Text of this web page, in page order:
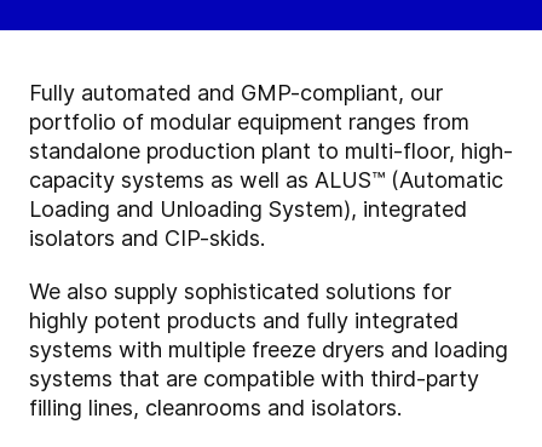
Fully automated and GMP-compliant, our
portfolio of modular equipment ranges from
standalone production plant to multi-floor, high-
capacity systems as well as ALUS™ (Automatic
Loading and Unloading System), integrated
isolators and CIP-skids.
We also supply sophisticated solutions for
highly potent products and fully integrated
systems with multiple freeze dryers and loading
systems that are compatible with third-party
filling lines, cleanrooms and isolators.